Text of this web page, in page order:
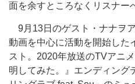
面を余すところなくリスナー
9月13日のゲスト・ナナヲ
動画を中心に活動を開始した
スト。2020年放送のTVアニ
明してみた。』エンディング